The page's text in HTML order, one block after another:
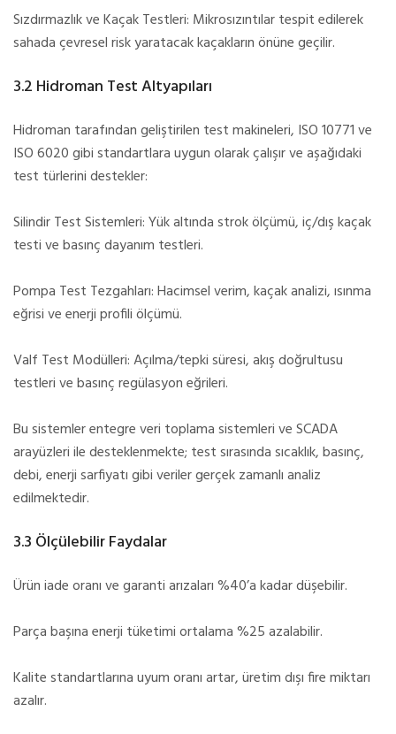
Sızdırmazlık ve Kaçak Testleri: Mikrosızıntılar tespit edilerek
sahada çevresel risk yaratacak kaçakların önüne geçilir.
3.2 Hidroman Test Altyapıları
Hidroman tarafından geliştirilen test makineleri, ISO 10771 ve
ISO 6020 gibi standartlara uygun olarak çalışır ve aşağıdaki
test türlerini destekler:
Silindir Test Sistemleri: Yük altında strok ölçümü, iç/dış kaçak
testi ve basınç dayanım testleri.
Pompa Test Tezgahları: Hacimsel verim, kaçak analizi, ısınma
eğrisi ve enerji profili ölçümü.
Valf Test Modülleri: Açılma/tepki süresi, akış doğrultusu
testleri ve basınç regülasyon eğrileri.
Bu sistemler entegre veri toplama sistemleri ve SCADA
arayüzleri ile desteklenmekte; test sırasında sıcaklık, basınç,
debi, enerji sarfiyatı gibi veriler gerçek zamanlı analiz
edilmektedir.
3.3 Ölçülebilir Faydalar
Ürün iade oranı ve garanti arızaları %40’a kadar düşebilir.
Parça başına enerji tüketimi ortalama %25 azalabilir.
Kalite standartlarına uyum oranı artar, üretim dışı fire miktarı
azalır.